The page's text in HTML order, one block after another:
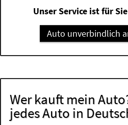
Unser Service ist für
Auto unverbindlich
Wer kauft mein
jedes Auto in